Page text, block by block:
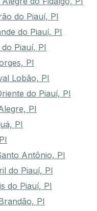
do Piauí, PI
do Piauí, PI
Piauí, PI
PI
Lobão, PI
do Piauí, PI
PI
PI
Antônio, PI
do Piauí, PI
do Piauí, PI
PI